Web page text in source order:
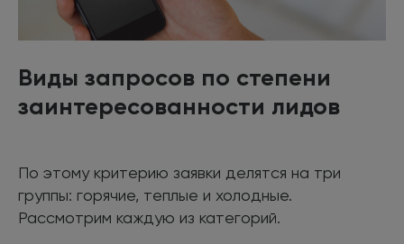
Виды запросов по степени
заинтересованности лидов
По этому критерию заявки делятся на три
группы: горячие, теплые и холодные.
Рассмотрим каждую из категорий.